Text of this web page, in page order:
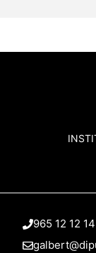
965 12 12 14